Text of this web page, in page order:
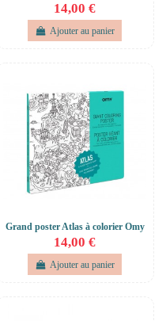
14,00 €
Ajouter au panier
Grand poster Atlas à colorier Omy
14,00 €
Ajouter au panier